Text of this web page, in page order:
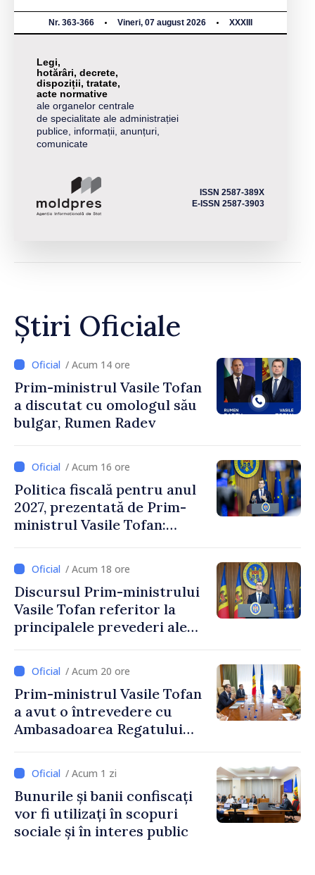
Nr. 363-366 Vineri, 07 august 2026 XXXIII
Legi,
hotărâri, decrete,
dispoziții, tratate,
acte normative
ale organelor centrale
de specialitate ale administrației
publice, informații, anunțuri,
comunicate
ISSN 2587-389X
E-ISSN 2587-3903
Știri Oficiale
/ Acum 14 ore
Prim-ministrul Vasile Tofan
a discutat cu omologul său
bulgar, Rumen Radev
/ Acum 16 ore
Politica fiscală pentru anul
2027, prezentată de Prim-
ministrul Vasile Tofan:
stimularea investițiilor și o
taxare mai echitabilă
/ Acum 18 ore
Discursul Prim-ministrului
Vasile Tofan referitor la
principalele prevederi ale
2027
/ Acum 20 ore
Prim-ministrul Vasile Tofan
a avut o întrevedere cu
Ambasadoarea Regatului
Irlandei de Nord, Fern
Horine / Acum 1 zi
Bunurile și banii confiscați
vor fi utilizați în scopuri
sociale și în interes public